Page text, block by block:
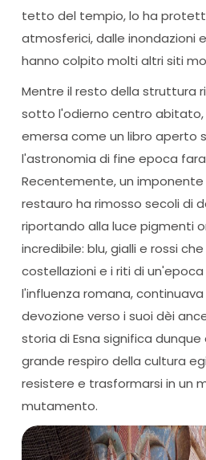
tetto del tempio, lo ha
atmosferici, dalle inondazioni
hanno colpito molti altri siti
Mentre il resto della struttura
sotto l'odierno centro abitato,
emersa come un libro aperto
l'astronomia di fine epoca
Recentemente, un imponente
restauro ha rimosso secoli di
riportando alla luce pigmenti
incredibile: blu, gialli e rossi
costellazioni e i riti di
l'influenza romana,
devozione verso i suoi dèi
storia di Esna significa
grande respiro della cultura
resistere e trasformarsi in un
mutamento.